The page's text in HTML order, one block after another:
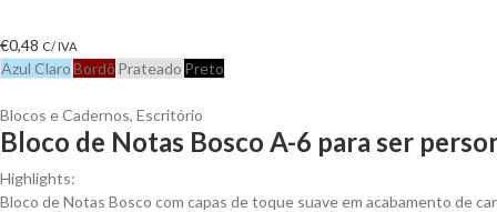
€0,48 C/ IVA
Azul ClaroBordô Prateado Preto
Blocos e Cadernos, Escritório
Bloco de Notas Bosco A-6 para ser
Highlights:
Bloco de Notas Bosco com capas de toque suave em acabamento de